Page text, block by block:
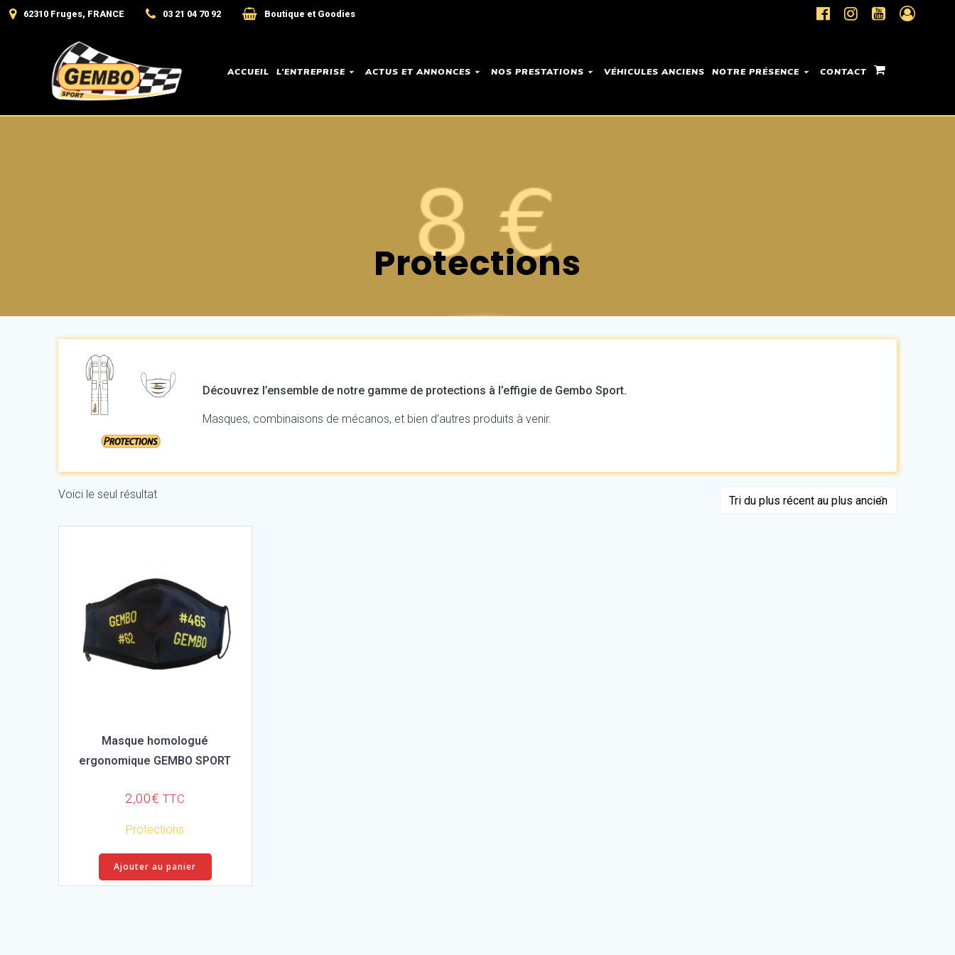
62310 Fruges, FRANCE 03 21 04 70 92 Boutique et Goodies
ACCUEIL L’ENTREPRISE ACTUS ET ANNONCES NOS PRESTATIONS VÉHICULES ANCIENS NOTRE PRÉSENCE CONTACT
Protections
Découvrez l’ensemble de notre gamme de protections à l’effigie de Gembo Sport.
Masques, combinaisons de mécanos, et bien d’autres produits à venir.
Voici le seul résultat
Masque homologué
ergonomique GEMBO SPORT
2,00€ TTC
Protections
Ajouter au panier